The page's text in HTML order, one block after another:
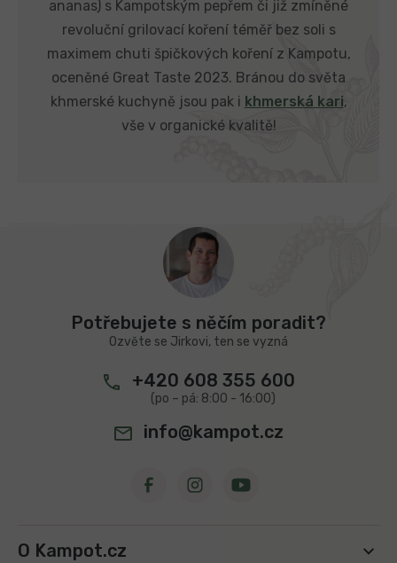
ananas) s Kampotským pepřem či již zmíněné
revoluční grilovací koření téměř bez soli s
maximem chuti špičkových koření z Kampotu,
oceněné Great Taste 2023. Bránou do světa
khmerské kuchyně jsou pak i khmerská kari,
vše v organické kvalitě!
Potřebujete s něčím poradit?
Ozvěte se Jirkovi, ten se vyzná
+420 608 355 600
info@kampot.cz
O Kampot.cz